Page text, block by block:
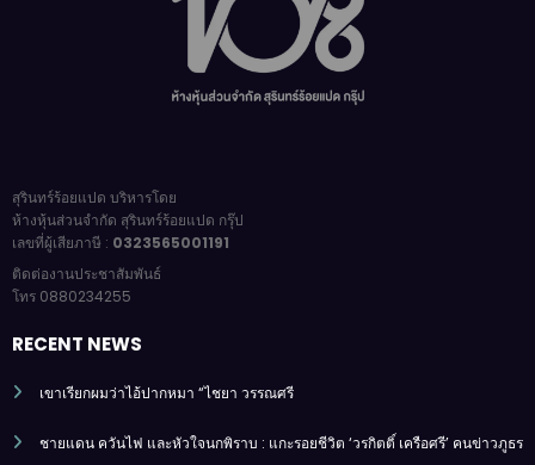
สุรินทร์ร้อยแปด บริหารโดย
ห้างหุ้นส่วนจำกัด สุรินทร์ร้อยแปด กรุ๊ป
เลขที่ผู้เสียภาษี : 0323565001191
ติดต่องานประชาสัมพันธ์
โทร 0880234255
RECENT NEWS
เขาเรียกผมว่าไอ้ปากหมา “ไชยา วรรณศรี
ชายแดน ควันไฟ และหัวใจนกพิราบ : แกะรอยชีวิต ‘วรกิตติ์ เครือศรี’ คนข่าวภูธร